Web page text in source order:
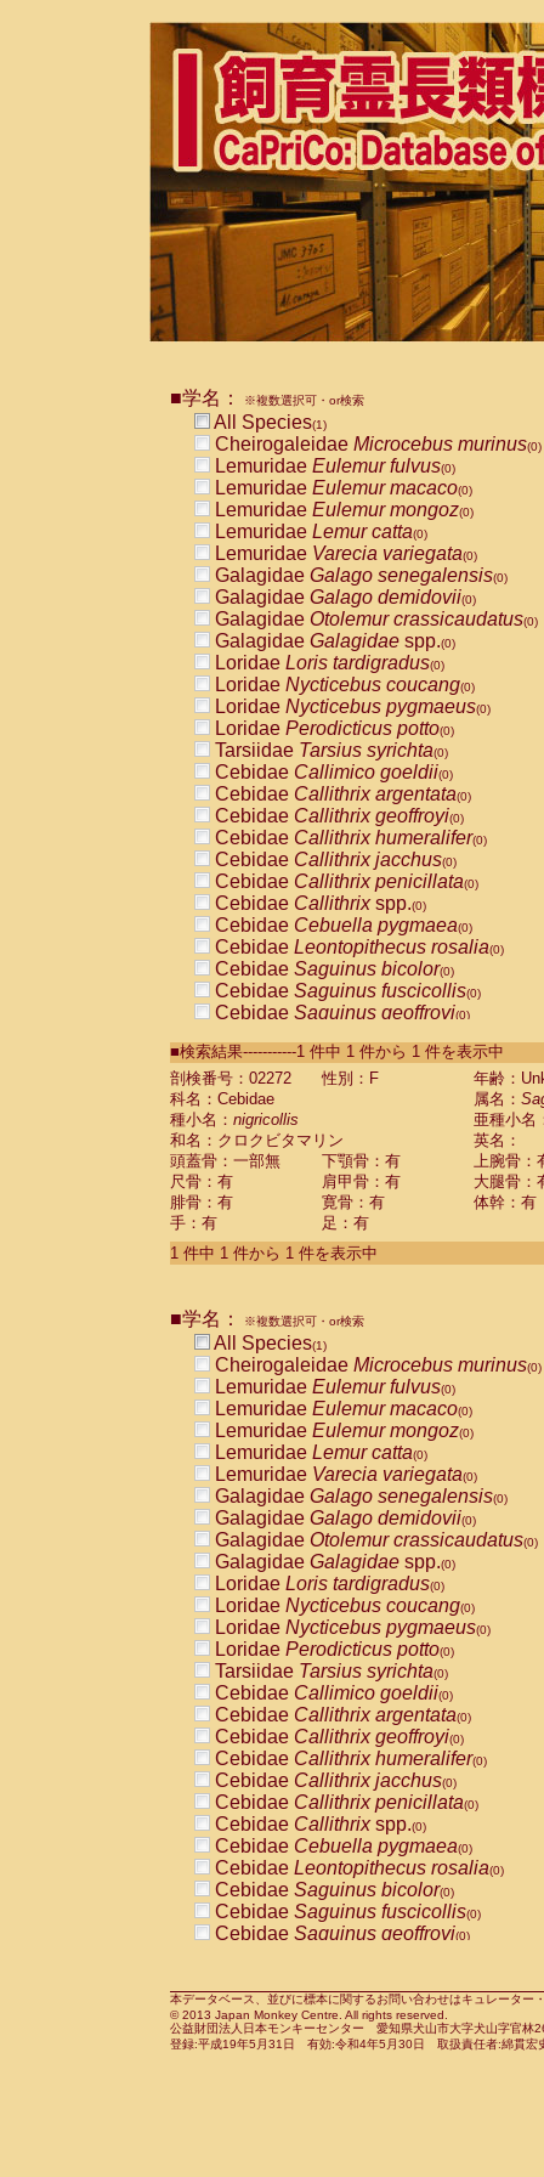
■学名： ※複数選択可・or検索
All Species(1)
Cheirogaleidae Microcebus murinus(0)
Lemuridae Eulemur fulvus(0)
Lemuridae Eulemur macaco(0)
Lemuridae Eulemur mongoz(0)
Lemuridae Lemur catta(0)
Lemuridae Varecia variegata(0)
Galagidae Galago senegalensis(0)
Galagidae Galago demidovii(0)
Galagidae Otolemur crassicaudatus(0)
Galagidae Galagidae spp.(0)
Loridae Loris tardigradus(0)
Loridae Nycticebus coucang(0)
Loridae Nycticebus pygmaeus(0)
Loridae Perodicticus potto(0)
Tarsiidae Tarsius syrichta(0)
Cebidae Callimico goeldii(0)
Cebidae Callithrix argentata(0)
Cebidae Callithrix geoffroyi(0)
Cebidae Callithrix humeralifer(0)
Cebidae Callithrix jacchus(0)
Cebidae Callithrix penicillata(0)
Cebidae Callithrixspp.(0)
Cebidae Cebuella pygmaea(0)
Cebidae Leontopithecus rosalia(0)
Cebidae Saguinus bicolor(0)
Cebidae Saguinus fuscicollis(0)
Cebidae Saguinus geoffroyi(0)
CebidaeSaguinus labiatus(0)
Cebidae Saguinus leucopus (0)
Cebidae
CebidaeSaguinus mystax
CebidaeSaguinus nigricollis (1)
Cebidae Saguinus oedipus
Cebidae Saguinus weddelli
Cebidae Saguinusspp.
Cebidae Aotus trivirgatus
Cebidae Cebus albifrons
CebidaeCebus nigrivittatus
CebidaeCebus
CebidaeSaimiri boliviensis(0)
CebidaeSaimiri sciureus(0)
AtelidaeAlouatta caraya(0)
AtelidaeAlouatta fusca(0)
AtelidaeAlouatta seniculus
AtelidaeAlouattaspp.(0)
AtelidaeAteles belzebuth(0)
AtelidaeAteles geoffroyi(0)
AtelidaeAteles paniscus(0)
AtelidaeAtelesspp.(0)
Atelidae Lagothrix lagothricha
AtelidaeLagothrix lagothricha cana
PitheciidaeCacajao calvus
PitheciidaeCallicebus cupreus
PitheciidaeCallicebus donacophilus
PitheciidaeCallicebus moloch
PitheciidaeCallicebus torquatus
PitheciidaeCallicebusspp.(0)
PitheciidaeChiropotes satanas(0)
PitheciidaePithecia monachus
PitheciidaePithecia pithecia(0)
CercopithecidaeCercocebus agilis
CercopithecidaeCercocebus
CercopithecidaeCercocebus
CercopithecidaeCercocebus
CercopithecidaeCercocebus
CercopithecidaeCercocebushybrid
CercopithecidaePapio anubis(0)
CercopithecidaePapio cynocephalus
CercopithecidaePapio hamadryas(0)
■検索結果-----------1 件中 1 件から 1 件を表示中
剖検番号：02272
性別：F
年齢：
科名：Cebidae
属名：
種小名： nigricollis
亜種小名
和名：クロクビタマリン
英名：
頭蓋骨：一部無
下顎骨：有
上腕骨：
尺骨：有
肩甲骨：有
大腿骨：
腓骨：有
寛骨：有
体幹：有
手：有
足：有
1 件中 1 件から 1 件を表示中
■学名： ※複数選択可・or検索
All Species(1)
Cheirogaleidae Microcebus murinus(0)
Lemuridae Eulemur fulvus(0)
Lemuridae Eulemur macaco(0)
Lemuridae Eulemur mongoz(0)
Lemuridae Lemur catta(0)
Lemuridae Varecia variegata(0)
Galagidae Galago senegalensis(0)
Galagidae Galago demidovii(0)
Galagidae Otolemur crassicaudatus(0)
Galagidae Galagidae spp.(0)
Loridae Loris tardigradus(0)
Loridae Nycticebus coucang(0)
Loridae Nycticebus pygmaeus(0)
Loridae Perodicticus potto(0)
Tarsiidae Tarsius syrichta(0)
Cebidae Callimico goeldii(0)
Cebidae Callithrix argentata(0)
Cebidae Callithrix geoffroyi(0)
Cebidae Callithrix humeralifer(0)
Cebidae Callithrix jacchus(0)
Cebidae Callithrix penicillata(0)
Cebidae Callithrixspp.(0)
Cebidae Cebuella pygmaea(0)
Cebidae Leontopithecus rosalia(0)
Cebidae Saguinus bicolor(0)
Cebidae Saguinus fuscicollis(0)
Cebidae Saguinus geoffroyi(0)
CebidaeSaguinus leucopus(0)
CebidaeSaguinus midas(0)
Cebidae Saguinus mystax(0)
本データベース、並びに標本に関するお問い合わせはキュレータ
© 2013 Japan Monkey Centre. All rights reserved.
公益財団法人日本モンキーセンター 愛知県犬山市大字犬山字官
登録:平成19年5月31日 有効:令和4年5月30日 取扱責任者:綿貫宏